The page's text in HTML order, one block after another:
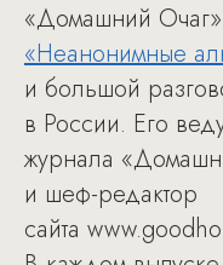
«Домашний Очаг»
«Неанонимные
и большой
в России. Его
журнала
и шеф-редактор
сайта